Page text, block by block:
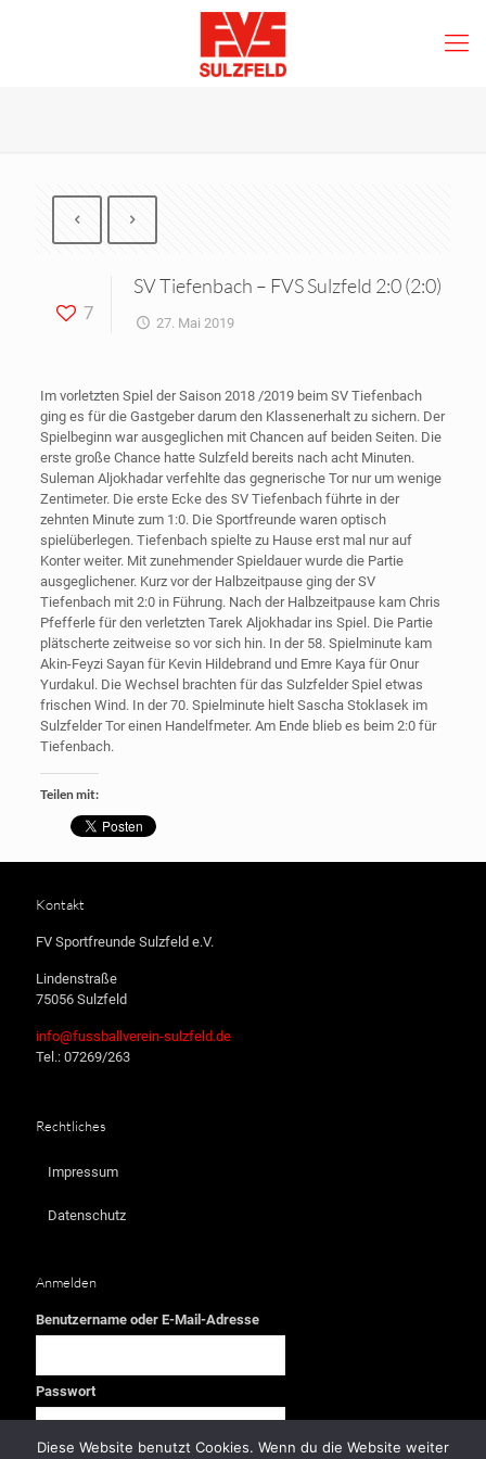
7
SV Tiefenbach – FVS Sulzfeld 2:0 (2:0)
27. Mai 2019
Im vorletzten Spiel der Saison 2018 /2019 beim SV Tiefenbach
ging es für die Gastgeber darum den Klassenerhalt zu sichern. Der
Spielbeginn war ausgeglichen mit Chancen auf beiden Seiten. Die
erste große Chance hatte Sulzfeld bereits nach acht Minuten.
Suleman Aljokhadar verfehlte das gegnerische Tor nur um wenige
Zentimeter. Die erste Ecke des SV Tiefenbach führte in der
zehnten Minute zum 1:0. Die Sportfreunde waren optisch
spielüberlegen. Tiefenbach spielte zu Hause erst mal nur auf
Konter weiter. Mit zunehmender Spieldauer wurde die Partie
ausgeglichener. Kurz vor der Halbzeitpause ging der SV
Tiefenbach mit 2:0 in Führung. Nach der Halbzeitpause kam Chris
Pfefferle für den verletzten Tarek Aljokhadar ins Spiel. Die Partie
plätscherte zeitweise so vor sich hin. In der 58. Spielminute kam
Akin-Feyzi Sayan für Kevin Hildebrand und Emre Kaya für Onur
Yurdakul. Die Wechsel brachten für das Sulzfelder Spiel etwas
frischen Wind. In der 70. Spielminute hielt Sascha Stoklasek im
Sulzfelder Tor einen Handelfmeter. Am Ende blieb es beim 2:0 für
Tiefenbach.
Teilen mit:
Kontakt
FV Sportfreunde Sulzfeld e.V.
Lindenstraße
75056 Sulzfeld
info@fussballverein-sulzfeld.de
Tel.: 07269/263
Rechtliches
Impressum
Datenschutz
Anmelden
Benutzername oder E-Mail-Adresse
Passwort
Diese Website benutzt Cookies. Wenn du die Website weiter